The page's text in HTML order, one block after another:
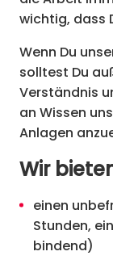
wichtig, dass
Wenn Du
solltest Du
Verständnis
an Wissen
Anlagen
Wir
einen
Stunden,
bindend)